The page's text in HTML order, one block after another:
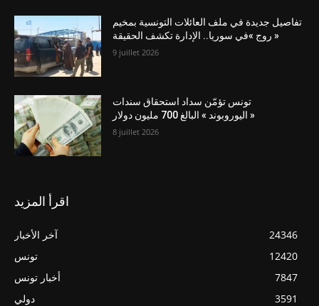
تفاصيل جديدة في ملف العائلات التونسية بمخيم
« روج »في سوريا.. الإدارة تكشف الحقيقة
9 juillet 2026
تونس تؤمّن سداد استحقاق سندات
« اليوروبوند » البالغ 700 مليون دولار
8 juillet 2026
اقرأ المزيد
آخر الأخبار
24346
تونس
12420
أخبار تونس
7847
دولي
3591